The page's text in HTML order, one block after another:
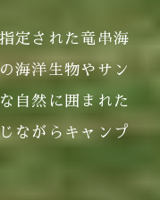
定された竜串海
海洋生物やサン
自然に囲まれた
ながらキャンプ